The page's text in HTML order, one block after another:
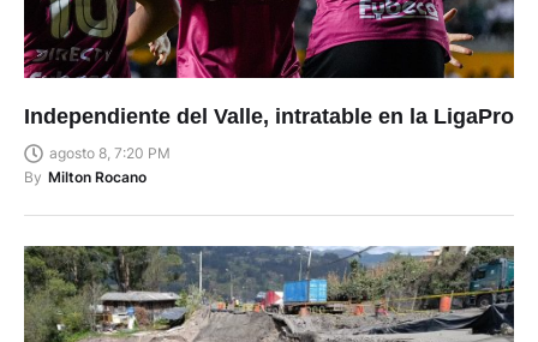
Independiente del Valle, intratable en la LigaPro
agosto 8, 7:20 PM
By Milton Rocano